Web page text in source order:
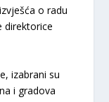
o radu
direktorice
izabrani su
i gradova